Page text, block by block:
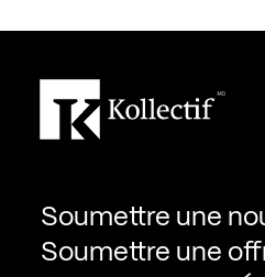
Soumettre une
Soumettre une